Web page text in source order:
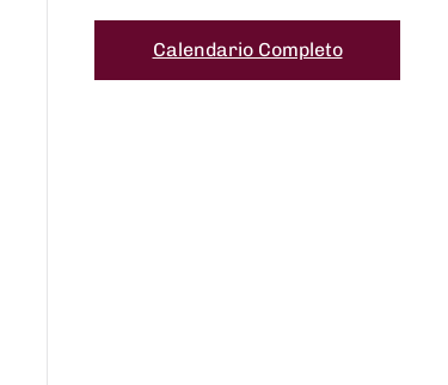
Calendario Completo